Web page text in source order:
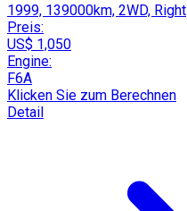
1999, 139000km, 2WD, Right
Preis:
US$ 1,050
Engine:
F6A
Klicken Sie zum Berechnen
Detail